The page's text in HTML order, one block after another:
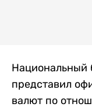
Национальный
представил
валют по